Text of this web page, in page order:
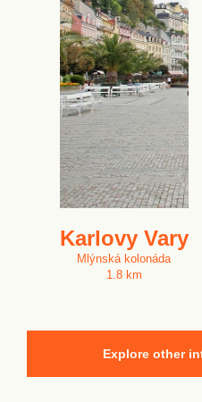
Karlovy Vary
Mlýnská kolonáda
1.8 km
Explore other